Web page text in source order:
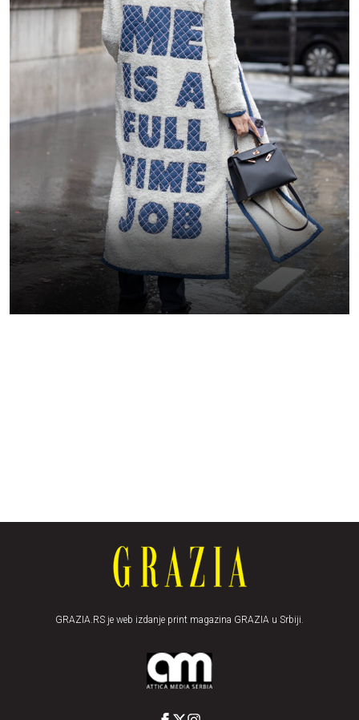
GRAZIA.RS je web izdanje print magazina GRAZIA u Srbiji.